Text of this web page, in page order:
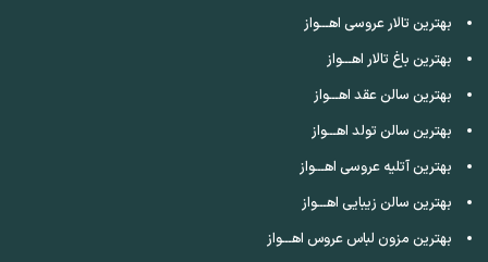
بهترین تالار عروسی اهـــواز
بهترین باغ تالار اهـــواز
بهترین سالن عقد اهـــواز
بهترین سالن تولد اهـــواز
بهترین آتلیه عروسی اهـــواز
بهترین سالن زیبایی اهـــواز
بهترین مزون لباس عروس اهـــواز